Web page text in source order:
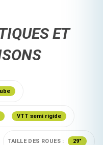
ET
VTT semi rigide
TAILLE DES ROUES : 29"